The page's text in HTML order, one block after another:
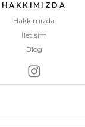
HAKKIMIZDA
Hakkımızda
İletişim
Blog